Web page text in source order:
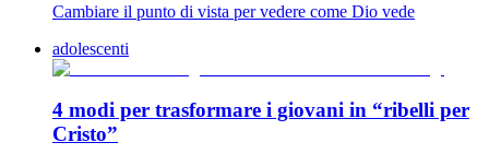
Cambiare il punto di vista per vedere come Dio vede
adolescenti
4 modi per trasformare i giovani in “ribelli per
Cristo”